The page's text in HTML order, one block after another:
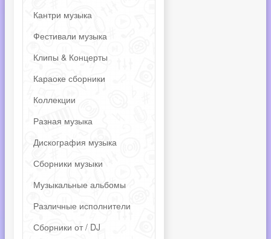
Кантри музыка
Фестивали музыка
Клипы & Концерты
Караоке сборники
Коллекции
Разная музыка
Дискография музыка
Сборники музыки
Музыкальные альбомы
Различные исполнители
Сборники от / DJ